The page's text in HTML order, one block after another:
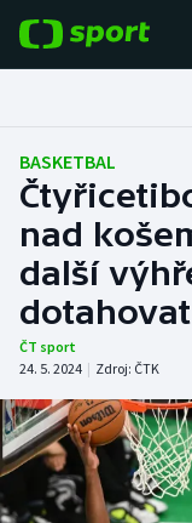
Fotbal
Hokej
Tenis
Atletika
DALŠÍ SPORTY
Americký fotbal
NEPŘEHLÉDNĚTE
BASKETBAL
nad
další
dotahovat
ČT sport
24. 5. 2024 | Zdroj: ČTK